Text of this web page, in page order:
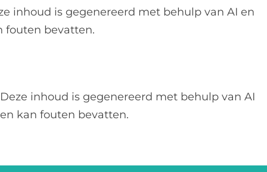
inhoud is gegenereerd met behulp van AI en
fouten bevatten.
Deze inhoud is gegenereerd met behulp van AI
en kan fouten bevatten.